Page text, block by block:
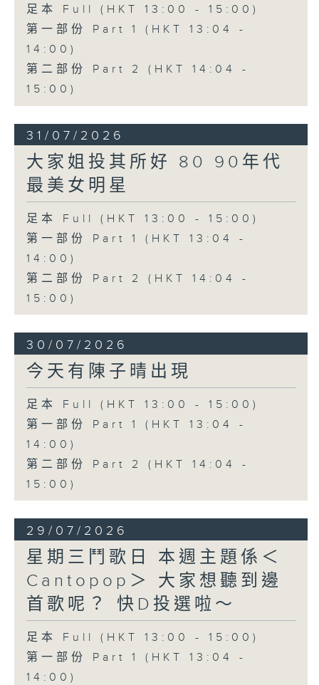
足本 Full (HKT 13:00 - 15:00)
第一部份 Part 1 (HKT 13:04 -
14:00)
第二部份 Part 2 (HKT 14:04 -
15:00)
31/07/2026
大家姐投其所好 80 90年代
最美女明星
足本 Full (HKT 13:00 - 15:00)
第一部份 Part 1 (HKT 13:04 -
14:00)
第二部份 Part 2 (HKT 14:04 -
15:00)
30/07/2026
今天有陳子晴出現
足本 Full (HKT 13:00 - 15:00)
第一部份 Part 1 (HKT 13:04 -
14:00)
第二部份 Part 2 (HKT 14:04 -
15:00)
29/07/2026
星期三鬥歌日 本週主題係＜
Cantopop＞ 大家想聽到邊
首歌呢？ 快D投選啦～
足本 Full (HKT 13:00 - 15:00)
第一部份 Part 1 (HKT 13:04 -
14:00)